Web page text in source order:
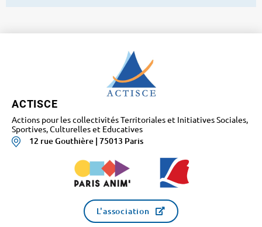
ACTISCE
Actions pour les collectivités Territoriales et Initiatives Sociales,
Sportives, Culturelles et Educatives
12 rue Gouthière | 75013 Paris
L'association